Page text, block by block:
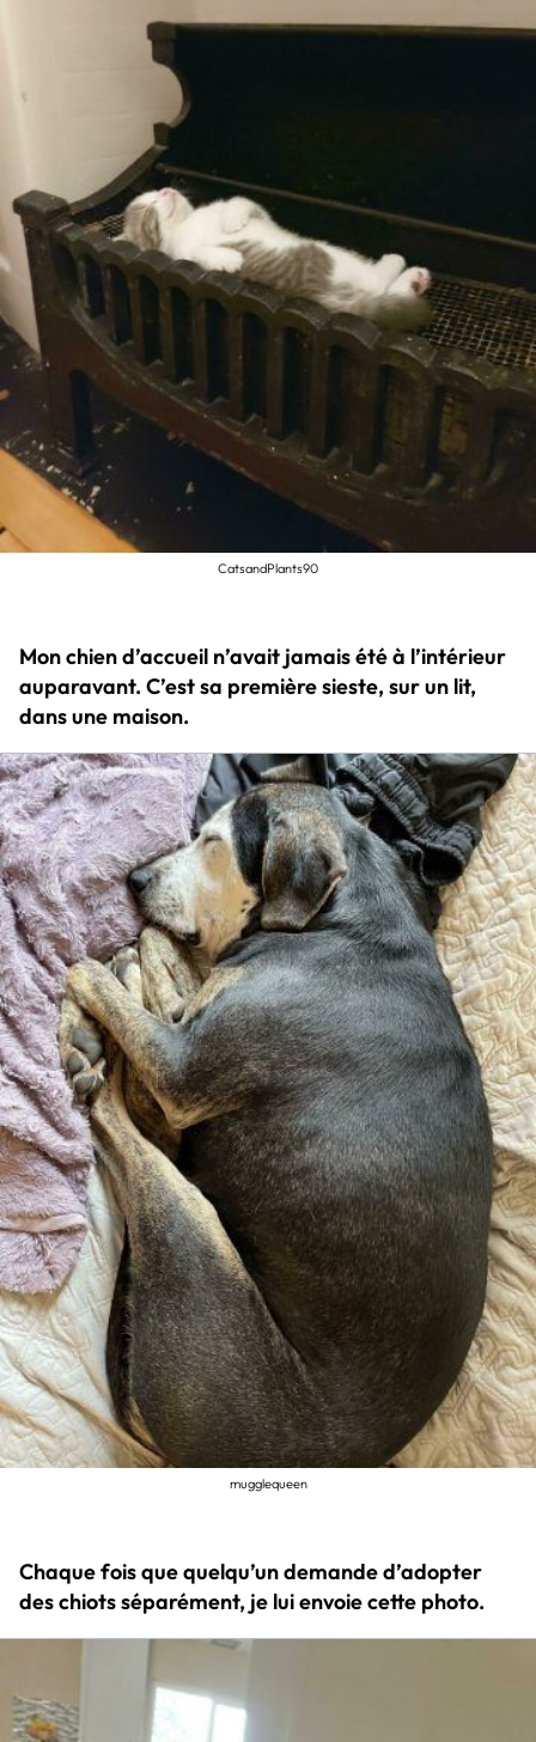
CatsandPlants90
Mon chien d’accueil n’avait jamais été à l’intérieur
auparavant. C’est sa première sieste, sur un lit,
dans une maison.
mugglequeen
Chaque fois que quelqu’un demande d’adopter
des chiots séparément, je lui envoie cette photo.